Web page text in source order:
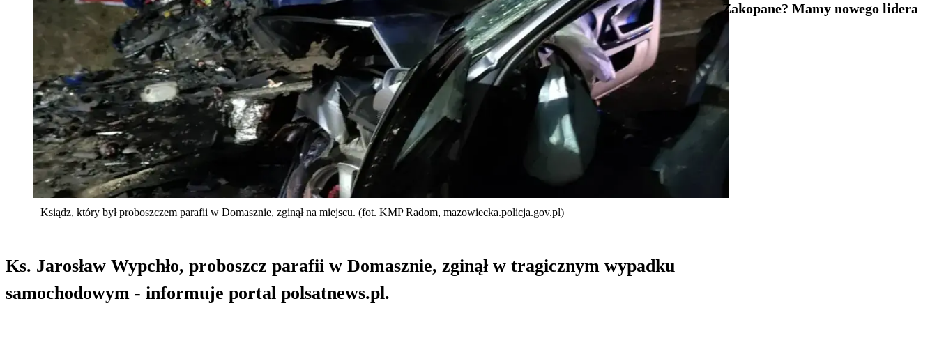
Ksiądz, który był proboszczem parafii w Domasznie, zginął na miejscu. (fot. KMP Radom, mazowiecka.policja.gov.pl)
Ks. Jarosław Wypchło, proboszcz parafii w Domasznie, zginął w tragicznym wypadku
samochodowym - informuje portal polsatnews.pl.
Zakopane? Mamy nowego lidera